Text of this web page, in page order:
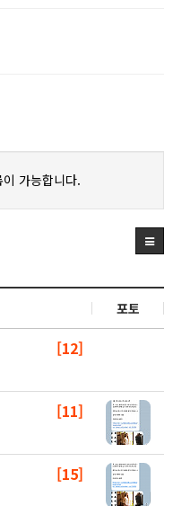
가능합니다.
포토
[12]
[11]
[15]